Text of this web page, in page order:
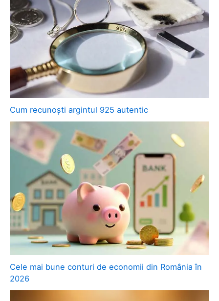
Cum recunoști argintul 925 autentic
Cele mai bune conturi de economii din România în
2026